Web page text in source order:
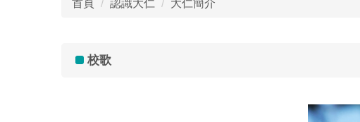
首頁 認識大仁 大仁簡介
校歌